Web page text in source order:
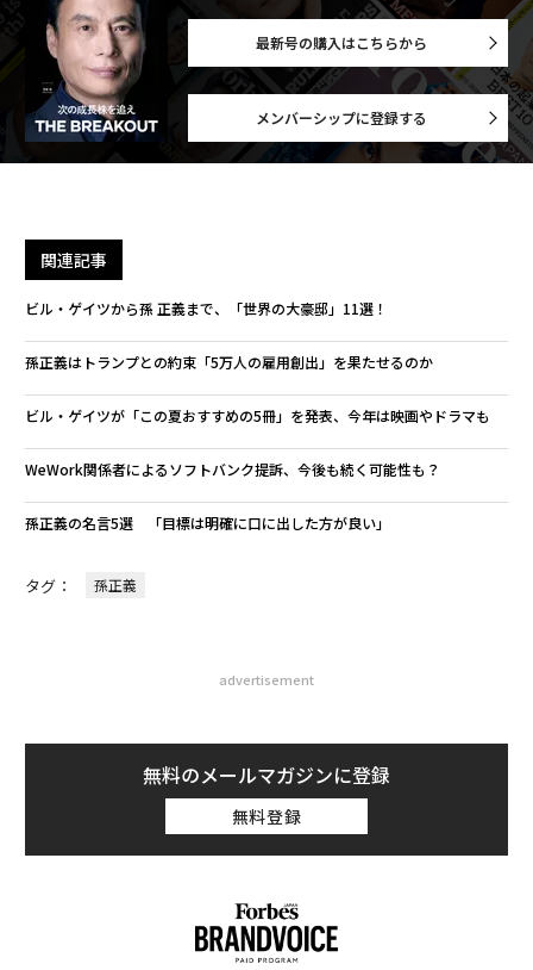
最新号の購入はこちらから
メンバーシップに登録する
関連記事
ビル・ゲイツから孫 正義まで、「世界の大豪邸」11選！
孫正義はトランプとの約束「5万人の雇用創出」を果たせるのか
ビル・ゲイツが「この夏おすすめの5冊」を発表、今年は映画やドラマも
WeWork関係者によるソフトバンク提訴、今後も続く可能性も？
孫正義の名言5選 「目標は明確に口に出した方が良い」
タグ： 孫正義
advertisement
無料のメールマガジンに登録
無料登録